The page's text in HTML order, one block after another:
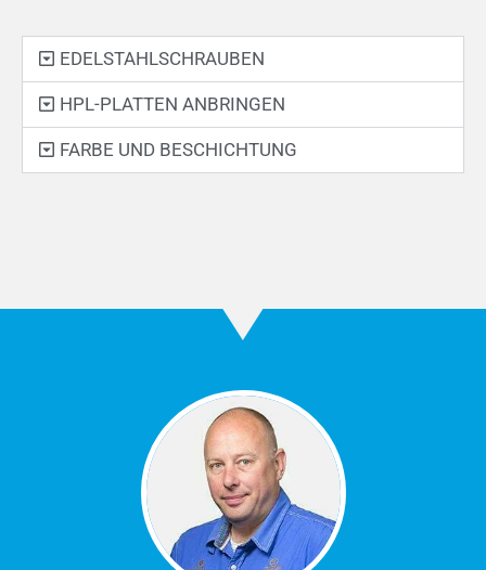
EDELSTAHLSCHRAUBEN
HPL-PLATTEN ANBRINGEN
FARBE UND BESCHICHTUNG